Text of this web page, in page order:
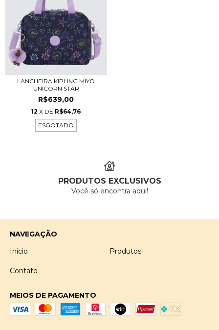
LANCHEIRA KIPLING MIYO
UNICORN STAR
R$639,00
12 X DE R$64,76
ESGOTADO
PRODUTOS EXCLUSIVOS
Você só encontra aqui!
NAVEGAÇÃO
Início
Produtos
Contato
MEIOS DE PAGAMENTO